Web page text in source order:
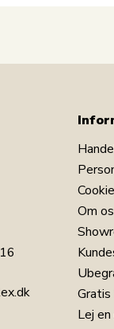
LÆG I KURV
Om os
Lej